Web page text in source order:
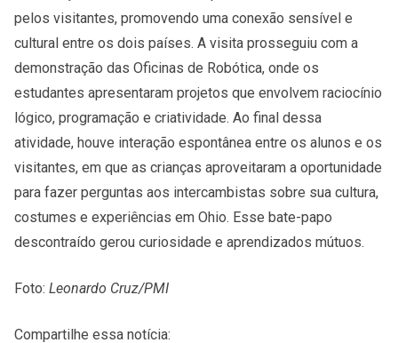
pelos visitantes, promovendo uma conexão sensível e
cultural entre os dois países. A visita prosseguiu com a
demonstração das Oficinas de Robótica, onde os
estudantes apresentaram projetos que envolvem raciocínio
lógico, programação e criatividade. Ao final dessa
atividade, houve interação espontânea entre os alunos e os
visitantes, em que as crianças aproveitaram a oportunidade
para fazer perguntas aos intercambistas sobre sua cultura,
costumes e experiências em Ohio. Esse bate-papo
descontraído gerou curiosidade e aprendizados mútuos.
Foto: Leonardo Cruz/PMI
Compartilhe essa notícia: